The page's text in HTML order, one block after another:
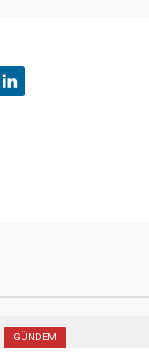
GÜNDEM